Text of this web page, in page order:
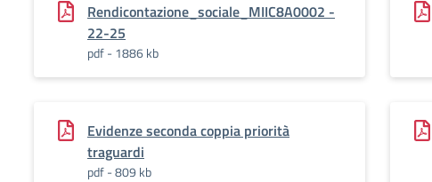
Rendicontazione_sociale_MIIC8A0002 -
22-25
pdf - 1886 kb
Evidenze seconda coppia priorità
traguardi
pdf - 809 kb